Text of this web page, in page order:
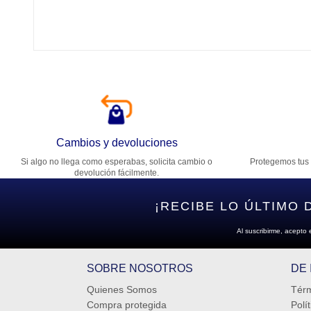
Cambios y devoluciones
Si algo no llega como esperabas, solicita cambio o
devolución fácilmente.
Protegemos
¡RECIBE LO ÚLTIMO
Al suscribirme, acepto
SOBRE NOSOTROS
Quienes Somos
Compra protegida
DE